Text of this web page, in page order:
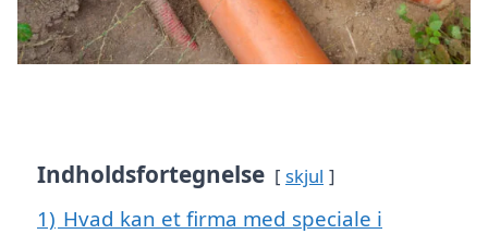
Indholdsfortegnelse skjul
1) Hvad kan et firma med speciale i